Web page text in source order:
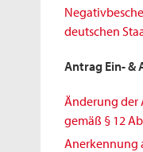
deutschen
Antrag Ein- &
Änderung der
gemäß § 12
Anerkennung